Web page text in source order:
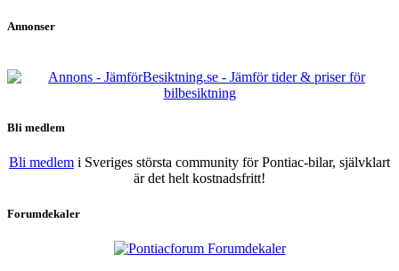
Annonser
Bli medlem
Bli medlem i Sveriges största community för Pontiac-bilar, självklart
är det helt kostnadsfritt!
Forumdekaler